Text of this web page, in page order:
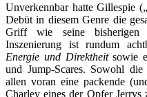
Unverkennbar hatte Gillespie
Debüt in diesem Genre die
Griff wie seine bisherigen
Inszenierung ist rundum
Energie und Direktheitsowie
und Jump-Scares. Sowohl die
allen voran eine packende
Charley eines der Opfer